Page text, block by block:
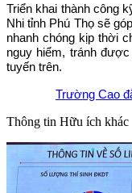
Triển khai thành công
Nhi tỉnh Phú Thọ sẽ
nhanh chóng kịp thời
nguy hiểm, tránh
tuyến trên.
Trường Cao
Thông tin Hữu ích khác